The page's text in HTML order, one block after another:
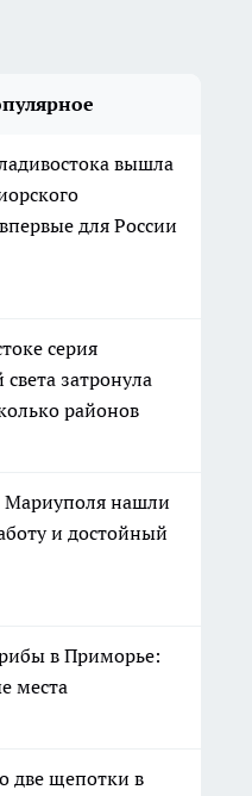
вышла
для России
серия
затронула
районов
Мариуполя нашли
и достойный
в Приморье:
места
две щепотки в